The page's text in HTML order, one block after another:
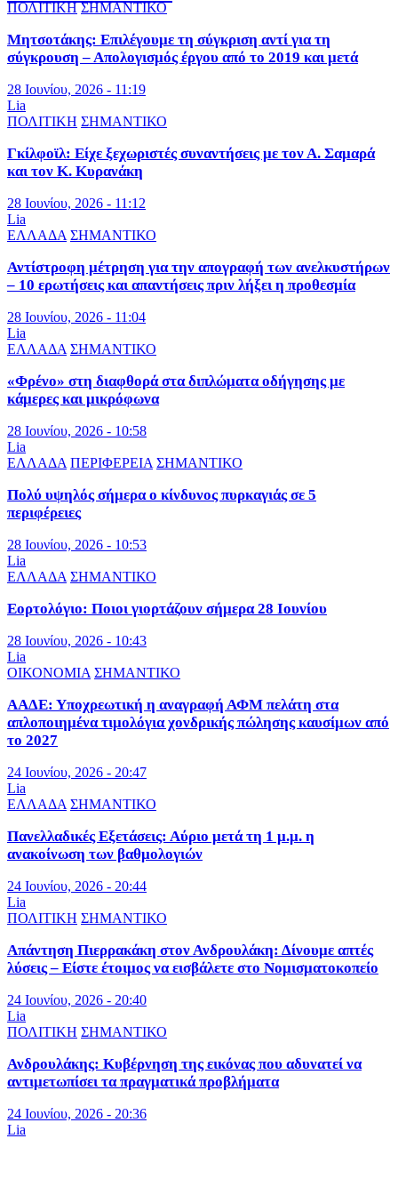
ΠΟΛΙΤΙΚΗ ΣΗΜΑΝΤΙΚΟ
Μητσοτάκης: Επιλέγουμε τη σύγκριση αντί για τη
σύγκρουση – Απολογισμός έργου από το 2019 και μετά
28 Ιουνίου, 2026 - 11:19
Lia
ΠΟΛΙΤΙΚΗ ΣΗΜΑΝΤΙΚΟ
Γκίλφοϊλ: Είχε ξεχωριστές συναντήσεις με τον Α. Σαμαρά
και τον Κ. Κυρανάκη
28 Ιουνίου, 2026 - 11:12
Lia
ΕΛΛΑΔΑ ΣΗΜΑΝΤΙΚΟ
Αντίστροφη μέτρηση για την απογραφή των ανελκυστήρων
– 10 ερωτήσεις και απαντήσεις πριν λήξει η προθεσμία
28 Ιουνίου, 2026 - 11:04
Lia
ΕΛΛΑΔΑ ΣΗΜΑΝΤΙΚΟ
«Φρένο» στη διαφθορά στα διπλώματα οδήγησης με
κάμερες και μικρόφωνα
28 Ιουνίου, 2026 - 10:58
Lia
ΕΛΛΑΔΑ ΠΕΡΙΦΕΡΕΙΑ ΣΗΜΑΝΤΙΚΟ
Πολύ υψηλός σήμερα ο κίνδυνος πυρκαγιάς σε 5
περιφέρειες
28 Ιουνίου, 2026 - 10:53
Lia
ΕΛΛΑΔΑ ΣΗΜΑΝΤΙΚΟ
Εορτολόγιο: Ποιοι γιορτάζουν σήμερα 28 Ιουνίου
28 Ιουνίου, 2026 - 10:43
Lia
ΟΙΚΟΝΟΜΙΑ ΣΗΜΑΝΤΙΚΟ
ΑΑΔΕ: Υποχρεωτική η αναγραφή ΑΦΜ πελάτη στα
απλοποιημένα τιμολόγια χονδρικής πώλησης καυσίμων από
το 2027
24 Ιουνίου, 2026 - 20:47
Lia
ΕΛΛΑΔΑ ΣΗΜΑΝΤΙΚΟ
Πανελλαδικές Εξετάσεις: Αύριο μετά τη 1 μ.μ. η
ανακοίνωση των βαθμολογιών
24 Ιουνίου, 2026 - 20:44
Lia
ΠΟΛΙΤΙΚΗ ΣΗΜΑΝΤΙΚΟ
Απάντηση Πιερρακάκη στον Ανδρουλάκη: Δίνουμε απτές
λύσεις – Είστε έτοιμος να εισβάλετε στο Νομισματοκοπείο
24 Ιουνίου, 2026 - 20:40
Lia
ΠΟΛΙΤΙΚΗ ΣΗΜΑΝΤΙΚΟ
Ανδρουλάκης: Κυβέρνηση της εικόνας που αδυνατεί να
αντιμετωπίσει τα πραγματικά προβλήματα
24 Ιουνίου, 2026 - 20:36
Lia